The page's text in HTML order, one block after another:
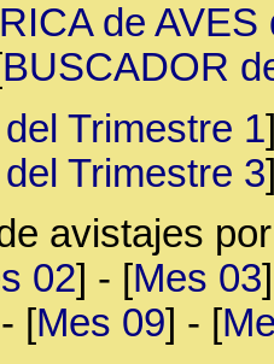
de
BUSCADOR
Trimestre 1
Trimestre 3
avistajes
02] - [Mes 03
[Mes 09] - [